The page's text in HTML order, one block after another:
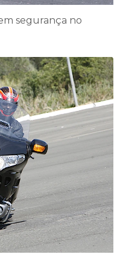
segurança no